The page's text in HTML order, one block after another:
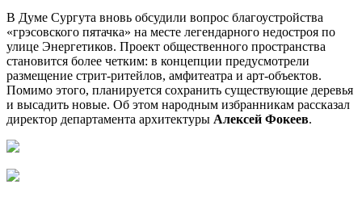
В Думе Сургута вновь обсудили вопрос благоустройства
«грэсовского пятачка» на месте легендарного недостроя по
улице Энергетиков. Проект общественного пространства
становится более четким: в концепции предусмотрели
размещение стрит-ритейлов, амфитеатра и арт-объектов.
Помимо этого, планируется сохранить существующие деревья
и высадить новые. Об этом народным избранникам рассказал
директор департамента архитектуры Алексей Фокеев.